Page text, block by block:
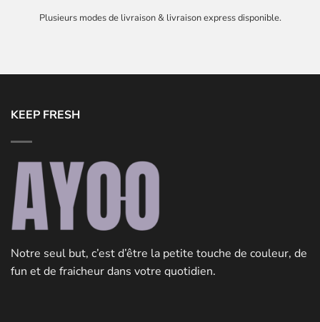
Plusieurs modes de livraison & livraison express disponible.
KEEP FRESH
Notre seul but, c’est d’être la petite touche de couleur, de
fun et de fraicheur dans votre quotidien.